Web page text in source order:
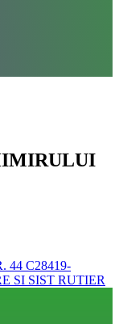
44 C28419-
SI SIST RUTIER